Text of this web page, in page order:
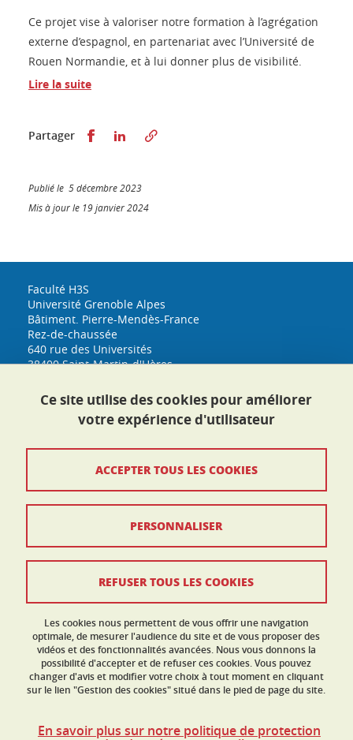
Ce projet vise à valoriser notre formation à l’agrégation
externe d’espagnol, en partenariat avec l’Université de
Rouen Normandie, et à lui donner plus de visibilité.
Lire la suite
Partager Partager sur Facebook
Partager sur LinkedIn
Publié le 5 décembre 2023
Mis à jour le 19 janvier 2024
Faculté H3S
Université Grenoble Alpes
Bâtiment. Pierre-Mendès-France
Rez-de-chaussée
640 rue des Universités
38400 Saint-Martin-d'Hères
Tél. : 04 76 74 33 53
Plan d'accès
Mentions légales
Données personnelles
Politique des cookies
Gestion des cookies
Contact et réclamation
Accessibilité : non conforme
Ce site utilise des cookies pour améliorer
votre expérience d'utilisateur
Les cookies nous permettent de vous offrir une navigation
optimale, de mesurer l'audience du site et de vous proposer des
vidéos et des fonctionnalités avancées. Nous vous donnons la
possibilité d'accepter et de refuser ces cookies. Vous pouvez
changer d'avis et modifier votre choix à tout moment en cliquant
sur le lien "Gestion des cookies" situé dans le pied de page du site.
En savoir plus sur notre politique de protection
ACCEPTER TOUS LES COOKIES
REFUSER TOUS LES COOKIES
PERSONNALISER